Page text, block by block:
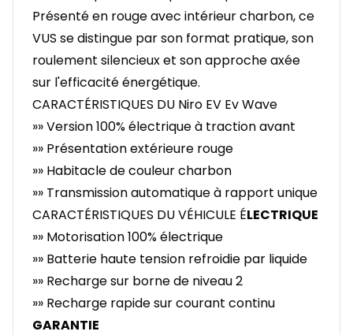
Présenté en rouge avec intérieur charbon, ce
VUS se distingue par son format pratique, son
roulement silencieux et son approche axée
sur l'efficacité énergétique.
CARACTÉRISTIQUES DU Niro EV Ev Wave
»» Version 100% électrique à traction avant
»» Présentation extérieure rouge
»» Habitacle de couleur charbon
»» Transmission automatique à rapport unique
CARACTÉRISTIQUES DU VÉHICULE ÉLECTRIQUE
»» Motorisation 100% électrique
»» Batterie haute tension refroidie par liquide
»» Recharge sur borne de niveau 2
»» Recharge rapide sur courant continu
GARANTIE